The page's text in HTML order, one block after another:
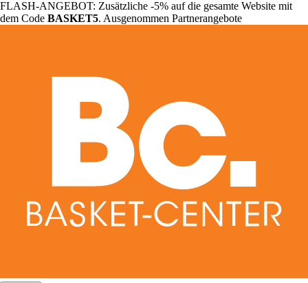
FLASH-ANGEBOT: Zusätzliche -5% auf die gesamte Website mit
dem Code BASKET5. Ausgenommen Partnerangebote